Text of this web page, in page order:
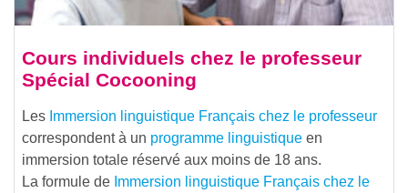
Cours individuels chez le professeur
Spécial Cocooning
Les Immersion linguistique Français chez le professeur
correspondent à un programme linguistique en
immersion totale réservé aux moins de 18 ans.
La formule de Immersion linguistique Français chez le